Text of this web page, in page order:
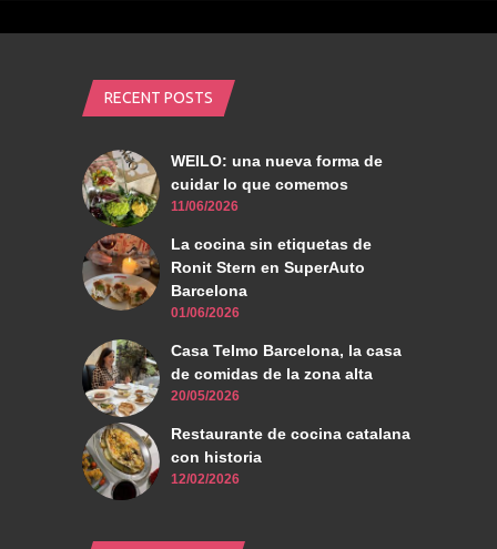
RECENT POSTS
WEILO: una nueva forma de
cuidar lo que comemos
11/06/2026
La cocina sin etiquetas de
Ronit Stern en SuperAuto
Barcelona
01/06/2026
Casa Telmo Barcelona, la casa
de comidas de la zona alta
20/05/2026
Restaurante de cocina catalana
con historia
12/02/2026